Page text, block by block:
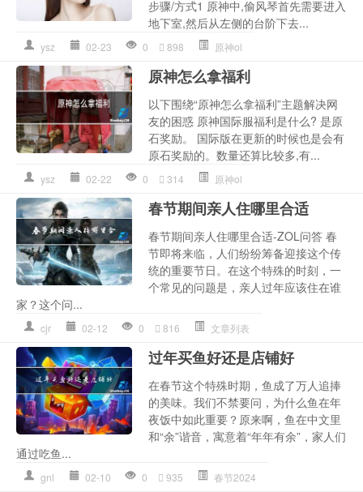
步骤/方式1 原神中,偷风琴首先需要进入
地下室,然后从左侧的台阶下去...
ysz 02-23 0 898 原神ol
原神怎么拿福利
以下围绕“原神怎么拿福利”主题解决网
友的困惑 原神国际服福利是什么? 是原
石奖励。 国际版在更新的时候也是会有
原石奖励的。数量还算比较多,有...
ysz 02-22 0 314 原神ol
春节期间亲人住哪里合适
春节期间亲人住哪里合适-ZOL问答 春
节即将来临，人们纷纷筹备迎接这个传
统的重要节日。在这个特殊的时刻，一
个常见的问题是，亲人过年应该住在谁
家？这个问...
cjr 02-12 0 816 文章列表
过年买鱼好还是店铺好
在春节这个特殊时期，鱼成了万人追捧
的美味。我们不禁要问，为什么鱼在年
夜饭中如此重要？原来啊，鱼在中文里
和“余”谐音，寓意着“年年有余”，家人们
通过吃鱼...
gnl 02-10 0 935 春节2024